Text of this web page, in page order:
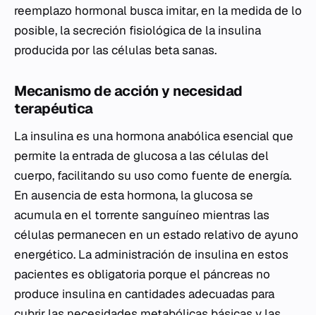
reemplazo hormonal busca imitar, en la medida de lo
posible, la secreción fisiológica de la insulina
producida por las células beta sanas.
Mecanismo de acción y necesidad
terapéutica
La insulina es una hormona anabólica esencial que
permite la entrada de glucosa a las células del
cuerpo, facilitando su uso como fuente de energía.
En ausencia de esta hormona, la glucosa se
acumula en el torrente sanguíneo mientras las
células permanecen en un estado relativo de ayuno
energético. La administración de insulina en estos
pacientes es obligatoria porque el páncreas no
produce insulina en cantidades adecuadas para